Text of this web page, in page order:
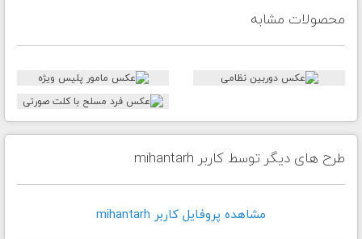
محصولات مشابه
طرح های دیگر توسط کاربر mihantarh
مشاهده پروفايل کاربر mihantarh